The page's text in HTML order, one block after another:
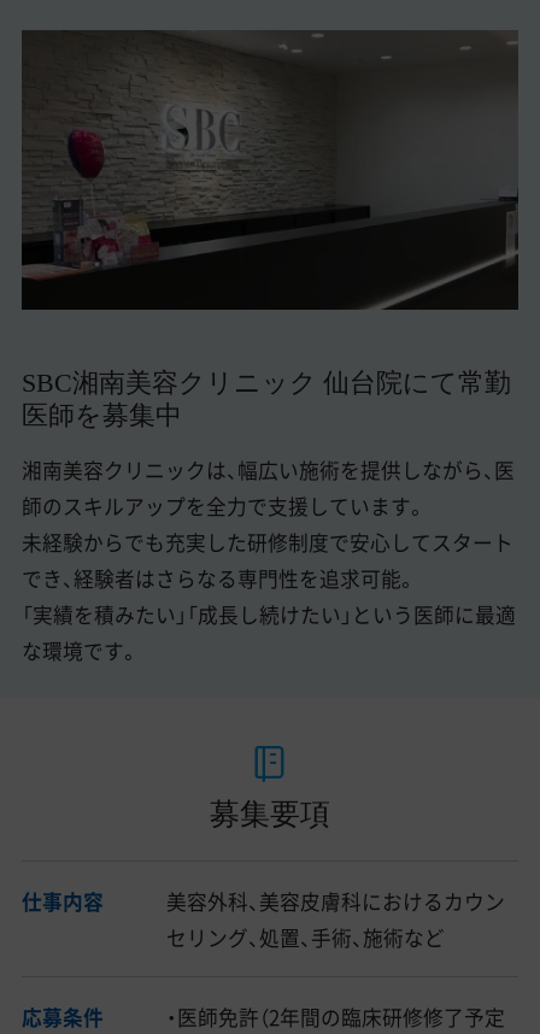
美容クリニックインタビュー
美容医療の転職お役立ち記事
美容医療辞典
よくあるご質問
SBC湘南美容クリニック 仙台院にて常勤
医師を募集中
湘南美容クリニックは、幅広い施術を提供しながら、医
師のスキルアップを全力で支援しています。
未経験からでも充実した研修制度で安心してスタート
でき、経験者はさらなる専門性を追求可能。
「実績を積みたい」「成長し続けたい」という医師に最適
な環境です。
募集要項
仕事内容
美容外科、美容皮膚科におけるカウン
セリング、処置、手術、施術など
応募条件
・医師免許（2年間の臨床研修修了予定